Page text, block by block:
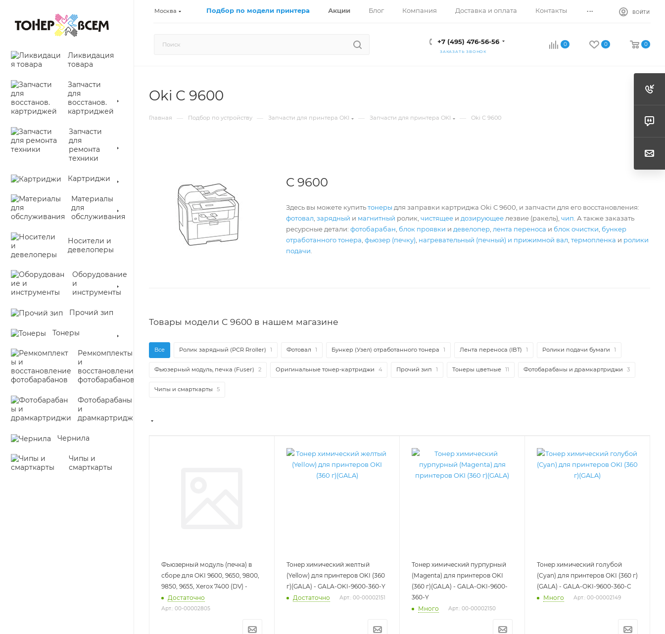
Москва Подбор по модели принтера Акции Блог Компания Доставка и оплата Контакты ... ВОЙТИ
+7 (495) 476-56-56
ЗАКАЗАТЬ ЗВОНОК
0 0 0
Ликвидация
товара
Запчасти
для
восстанов.
картриджей
Запчасти
для
ремонта
техники
Картриджи
Материалы
для
обслуживания
Носители и
девелоперы
Оборудование
и
инструменты
Прочий зип
Тонеры
Ремкомплекты
и
восстановление
фотобарабанов
Фотобарабаны
и
драмкартриджи
Чернила
Чипы и
смарткарты
Oki C 9600
Главная — Подбор по устройству — Запчасти для принтера OKI — Запчасти для принтера OKI — Oki C 9600
C 9600
Здесь вы можете купитьтонеры для заправки картриджа Oki C 9600, и запчасти для его восстановления:
фотовал ,зарядный и магнитный ролик,чистящее и дозирующее лезвие (ракель),чип . А также заказать
ресурсные детали:фотобарабан блок проявки и девелопер лента переноса и блок очистки бункер
отработанного тонера ,фьюзер (печку) нагревательный (печный) и прижимной вал ,термопленка и ролики
подачи
Товары модели C 9600 в нашем магазине
Все Ролик зарядный (PCR Rroller) 1 Фотовал 1 Бункер (Узел) отработанного тонера 1 Лента переноса (IBT) 1 Ролики подачи бумаги 1
Фьюзерный модуль, печка (Fuser) 2 Оригинальные тонер-картриджи 4 Прочий зип 1 Тонеры цветные 11 Фотобарабаны и драмкартриджи 3
Чипы и смарткарты 5
Фьюзерный модуль (печка) в
сборе для OKI 9600, 9650, 9800,
9850, 9655, Xerox 7400 (DV) -
Достаточно
Арт.: 00-00002805
Тонер химический желтый
(Yellow) для принтеров OKI (360
г)(GALA) - GALA-OKI-9600-360-Y
Достаточно
Арт.: 00-00002151
Тонер химический пурпурный
(Magenta) для принтеров OKI
(360 г)(GALA) - GALA-OKI-9600-
360-Y
Много
Арт.: 00-00002150
Тонер химический голубой
(Cyan) для принтеров OKI (360 г)
(GALA) - GALA-OKI-9600-360-C
Много
Арт.: 00-00002149